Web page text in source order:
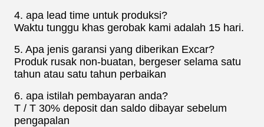
4. apa lead time untuk produksi?
Waktu tunggu khas gerobak kami adalah 15 hari.
5. Apa jenis garansi yang diberikan Excar?
Produk rusak non-buatan, bergeser selama satu
tahun atau satu tahun perbaikan
6. apa istilah pembayaran anda?
T / T 30% deposit dan saldo dibayar sebelum
pengapalan